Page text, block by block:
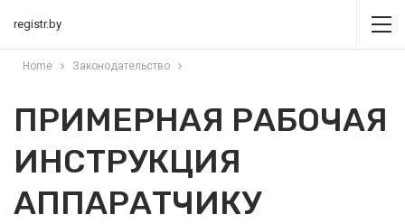
registr.by
Home Законодательство
ПРИМЕРНАЯ РАБОЧАЯ
ИНСТРУКЦИЯ
АППАРАТЧИКУ